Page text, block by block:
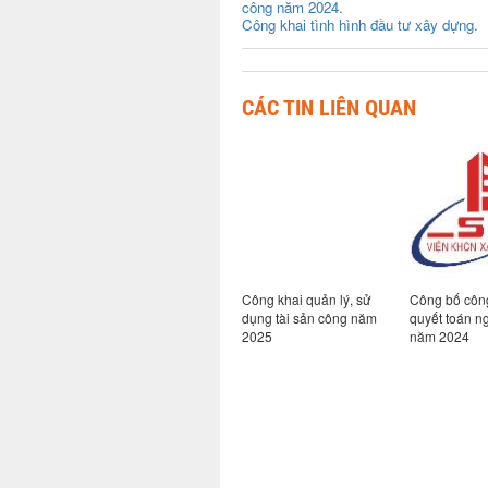
công năm 2024.
Công khai tình hình đầu tư xây dựng.
CÁC TIN LIÊN QUAN
Công khai quản lý, sử
dụng tài sản công năm
2025
Công bố
quyết toán
năm 2024